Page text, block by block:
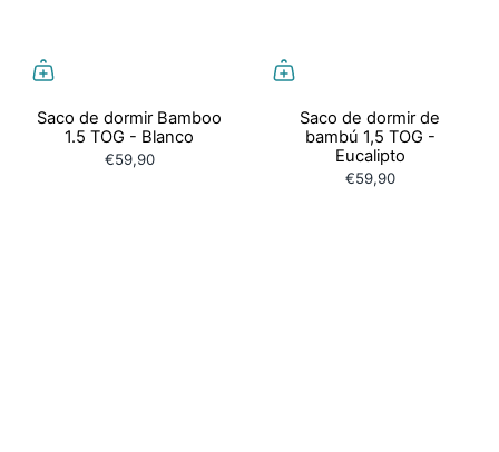
Saco de dormir Bamboo
1.5 TOG - Blanco
€59,90
Saco de dormir de
bambú 1,5 TOG -
Eucalipto
€59,90